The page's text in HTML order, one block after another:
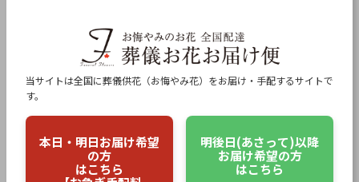
ご注文者様（ご担当者様）について
氏名（ひらがな）
当サイトは全国に葬儀供花（お悔やみ花）をお届け・手配するサイトで
す。
本日・明日お届け希望
の方
はこちら
明後日(あさって)以降
お届け希望の方
はこちら